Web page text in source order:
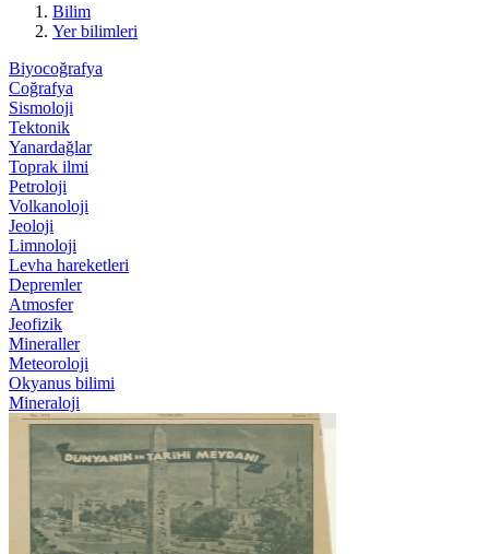
Bilim
Yer bilimleri
Biyocoğrafya
Coğrafya
Sismoloji
Tektonik
Yanardağlar
Toprak ilmi
Petroloji
Volkanoloji
Jeoloji
Limnoloji
Levha hareketleri
Depremler
Atmosfer
Jeofizik
Mineraller
Meteoroloji
Okyanus bilimi
Mineraloji